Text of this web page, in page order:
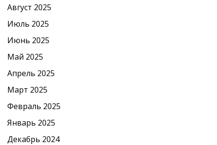
Август 2025
Июль 2025
Июнь 2025
Май 2025
Апрель 2025
Март 2025
Февраль 2025
Январь 2025
Декабрь 2024